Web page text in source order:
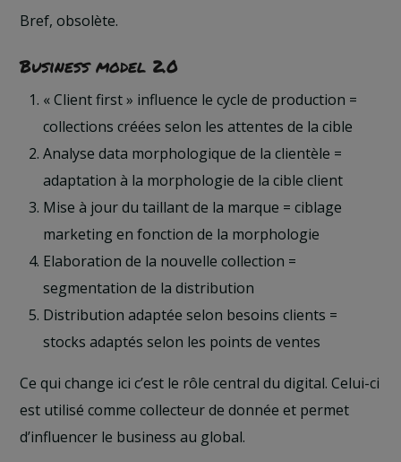
Bref, obsolète.
Business model 2.0
« Client first » influence le cycle de production =
collections créées selon les attentes de la cible
Analyse data morphologique de la clientèle =
adaptation à la morphologie de la cible client
Mise à jour du taillant de la marque = ciblage
marketing en fonction de la morphologie
Elaboration de la nouvelle collection =
segmentation de la distribution
Distribution adaptée selon besoins clients =
stocks adaptés selon les points de ventes
Ce qui change ici c’est le rôle central du digital. Celui-ci
est utilisé comme collecteur de donnée et permet
d’influencer le business au global.